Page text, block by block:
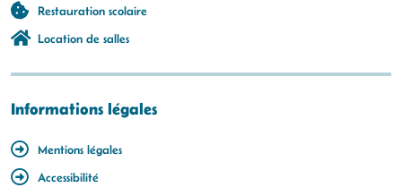
Restauration scolaire
Location de salles
Informations légales
Mentions légales
Accessibilité